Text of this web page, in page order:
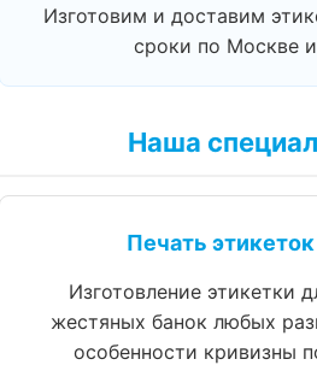
Изготовим и доставим
сроки по Москве
Наша
Печать
Изготовление этикетки
жестяных банок любых
особенности кривизны